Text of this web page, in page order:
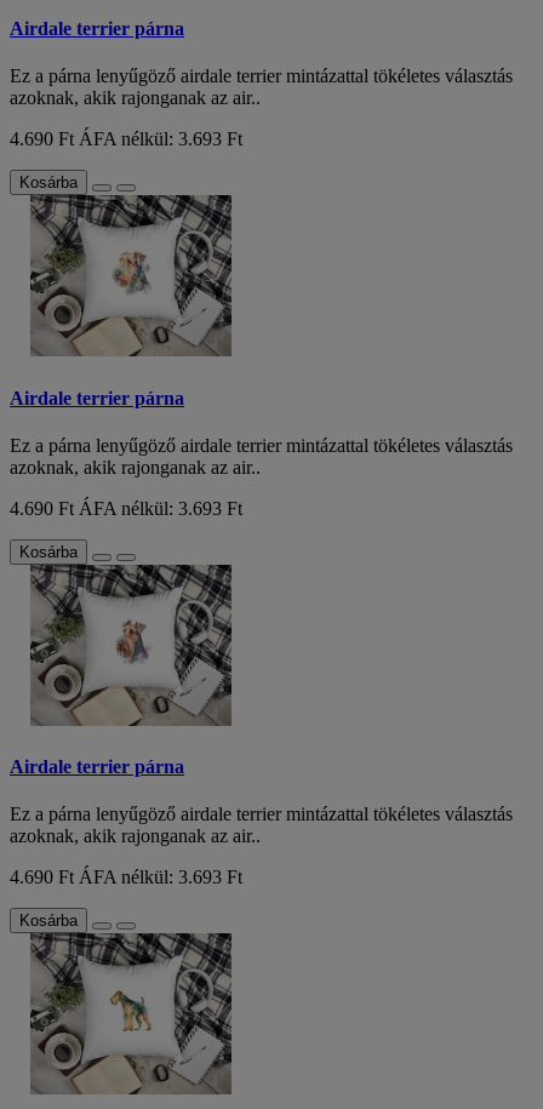
Airdale terrier párna
Ez a párna lenyűgöző airdale terrier mintázattal tökéletes választás
azoknak, akik rajonganak az air..
4.690 FtÁFA nélkül: 3.693 Ft
Kosárba
Airdale terrier párna
Ez a párna lenyűgöző airdale terrier mintázattal tökéletes választás
azoknak, akik rajonganak az air..
4.690 Ft ÁFA nélkül: 3.693 Ft
Kosárba
Airdale terrier párna
Ez a párna lenyűgöző airdale terrier mintázattal tökéletes választás
azoknak, akik rajonganak az air..
4.690 FtÁFA nélkül: 3.693 Ft
Kosárba